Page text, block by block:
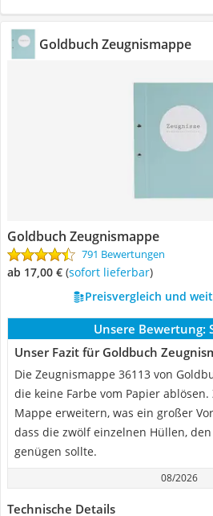
Goldbuch Zeugnismappe
Goldbuch Zeugnismappe
791 Bewertungen
ab 17,00 € ( Sofort lieferbar)
Preisvergleich und
Unsere Bewertung:
Unser Fazit für Goldbuch
Die Zeugnismappe 36113 von
die keine Farbe vom Papier
Mappe erweitern, was ein großer
dass die zwölf einzelnen Hüllen,
genügen sollte.
08/2026
Technische Details